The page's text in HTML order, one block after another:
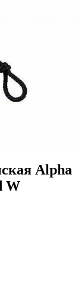
Alpha
W